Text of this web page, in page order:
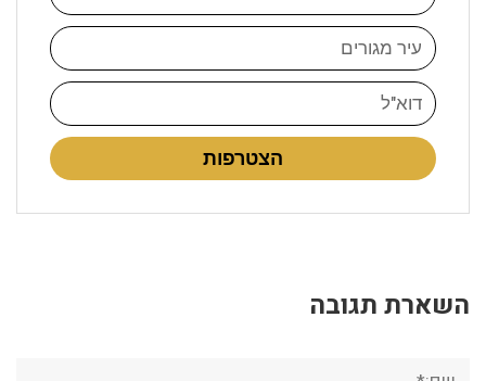
הצטרפות
השארת תגובה